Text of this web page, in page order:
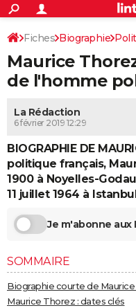
ACTUALITÉS
Politique
Société
Faits Divers
Education
Monde
Villes
+
SPORT
Coupe du monde 2026
Football
Tennis
Cyclisme
Rugby
Forum
CULTURE
Retraite
Impôts
Epargne
Immobilier
Risques naturels par ville
Banque
Assurance
Crédit
AUTO
Essais
Réserver un essai
Citadines
Berlines
SUV
Forum auto
+HIGH-TECH
Mobiles
Meilleur smartphone
Internet
Ordinateurs
Jeux vidéo
Guide high-tech
+
BRICOLAGE
WEEK-END
Art de vivre
Bien-être
Loisirs
Mode
Modes de vie
+SANTE
Alimentation
Guide de la santé
Maladies
Médicaments
Sommeil
VOYAGE
Fiches Biographie
Homme politique français
Maurice
de l'homme
La Rédaction
6 février 2019 12:29
BIOGRAPHIE DE
politique français,
1900 à Noyelles-
11 juillet 1964 à
Je m'abonne aux
SOMMAIRE
Biographie courte de
Maurice Thorez : dates clés